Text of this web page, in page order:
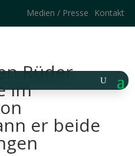
Medien / Presse Kontakt
Rüder
im
er beide